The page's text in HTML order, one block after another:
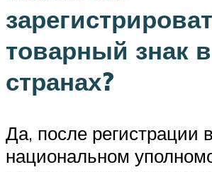
товарный знак
странах?
Да, после регистрации в
национальном